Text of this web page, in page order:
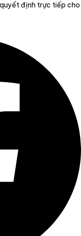
định trực tiếp cho